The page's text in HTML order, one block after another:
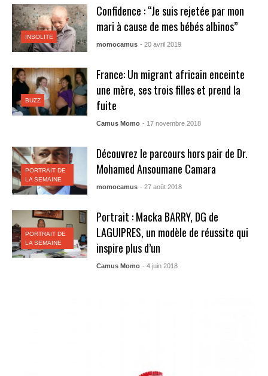
INSOLITE
Confidence : “Je suis rejetée par mon
mari à cause de mes bébés albinos”
momocamus - 20 avril 2019
BUZZ
France: Un migrant africain enceinte
une mère, ses trois filles et prend la
fuite
Camus Momo - 17 novembre 2018
PORTRAIT DE
LA SEMAINE
Découvrez le parcours hors pair de Dr.
Mohamed Ansoumane Camara
momocamus - 27 août 2018
PORTRAIT DE
LA SEMAINE
Portrait : Macka BARRY, DG de
LAGUIPRES, un modèle de réussite qui
inspire plus d’un
Camus Momo - 4 juin 2018